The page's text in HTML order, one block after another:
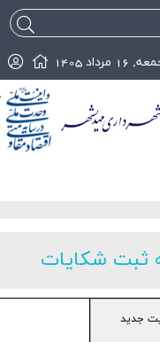
16 مرداد 1405
ثبت شکایات
جدید